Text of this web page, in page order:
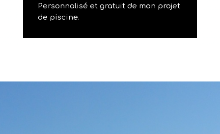
Personnalisé et gratuit de mon projet
de piscine.